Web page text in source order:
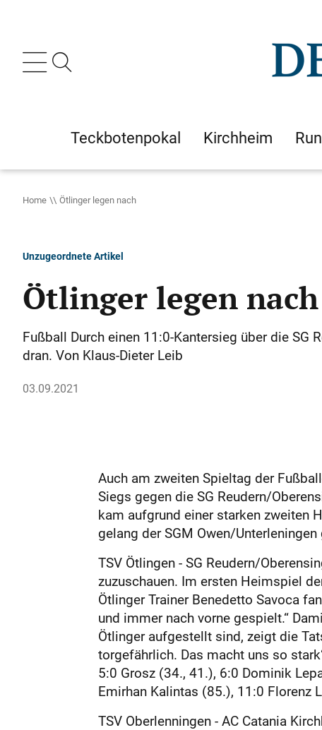
Teckbotenpokal Kirchheim
Home Ötlinger legen nach
Unzugeordnete Artikel
Ötlinger legen nach
Fußball Durch einen 11:0-Kantersieg über die
dran. Von Klaus-Dieter Leib
03.09.2021
Auch am zweiten Spieltag der
Siegs gegen die SG Reudern/
kam aufgrund einer starken zweiten
gelang der SGM Owen/
TSV Ötlingen - SG Reudern/
zuzuschauen. Im ersten Heimspiel
Ötlinger Trainer Benedetto Savoca
und immer nach vorne gespielt.“
Ötlinger aufgestellt sind, zeigt die
torgefährlich. Das macht uns so
5:0 Grosz (34., 41.), 6:0 Dominik
Emirhan Kalintas (85.), 11:0 Florenz
TSV Oberlenningen - AC Catania